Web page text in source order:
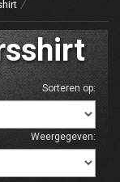
Sorteren op:
Weergegeven: